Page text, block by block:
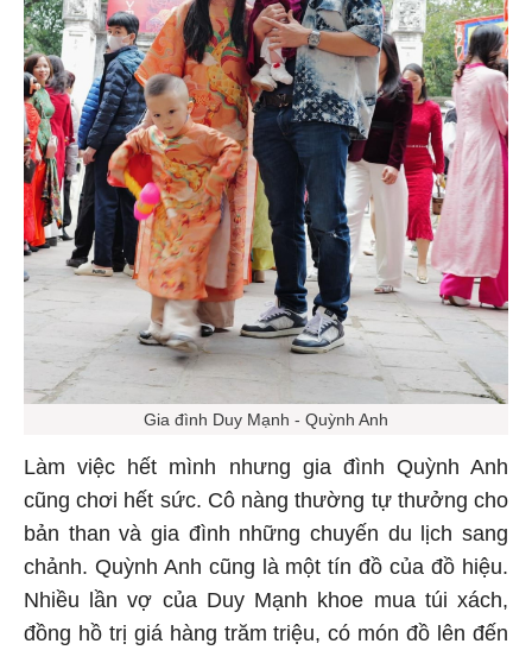
Gia đình Duy Mạnh - Quỳnh Anh
Làm việc hết mình nhưng gia đình Quỳnh Anh
cũng chơi hết sức. Cô nàng thường tự thưởng cho
bản than và gia đình những chuyến du lịch sang
chảnh. Quỳnh Anh cũng là một tín đồ của đồ hiệu.
Nhiều lần vợ của Duy Mạnh khoe mua túi xách,
đồng hồ trị giá hàng trăm triệu, có món đồ lên đến